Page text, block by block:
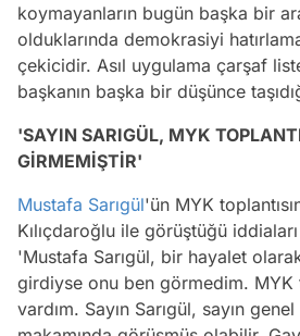
koymayanların bugün başka bir
olduklarında demokrasiyi
çekicidir. Asıl uygulama çarşaf
başkanın başka bir düşünce
'SAYIN SARIGÜL, MYK
GİRMEMİŞTİR'
Mustafa Sarıgül'ün MYK
Kılıçdaroğlu ile görüştüğü
'Mustafa Sarıgül, bir hayalet
girdiyse onu ben görmedim. MYK
vardım. Sayın Sarıgül, sayın